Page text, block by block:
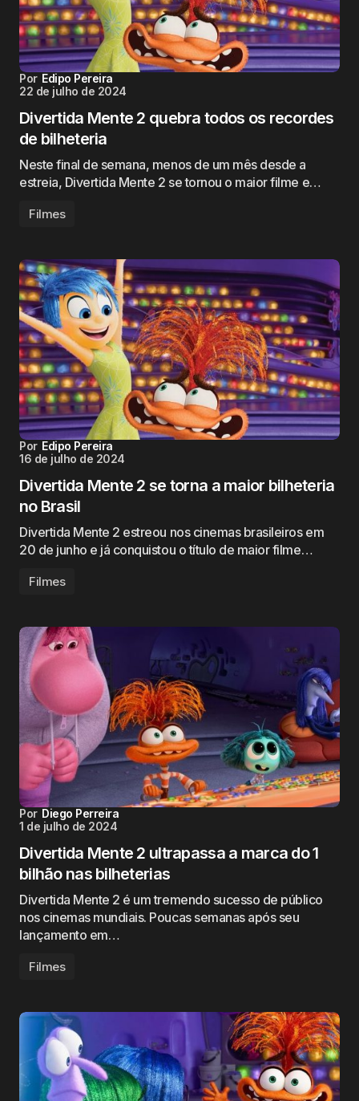
Por Edipo Pereira
22 de julho de 2024
Divertida Mente 2 quebra todos os recordes
de bilheteria
Neste final de semana, menos de um mês desde a
estreia, Divertida Mente 2 se tornou o maior filme e…
Filmes
Por Edipo Pereira
16 de julho de 2024
Divertida Mente 2 se torna a maior bilheteria
no Brasil
Divertida Mente 2 estreou nos cinemas brasileiros em
20 de junho e já conquistou o título de maior filme…
Filmes
Por Diego Perreira
1 de julho de 2024
Divertida Mente 2 ultrapassa a marca do 1
bilhão nas bilheterias
Divertida Mente 2 é um tremendo sucesso de público
nos cinemas mundiais. Poucas semanas após seu
lançamento em…
Filmes